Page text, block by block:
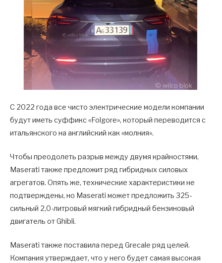
С 2022 года все чисто электрические модели компании
будут иметь суффикс «Folgore», который переводится с
итальянского на английский как «молния».
Чтобы преодолеть разрыв между двумя крайностями,
Maserati также предложит ряд гибридных силовых
агрегатов. Опять же, технические характеристики не
подтверждены, но Maserati может предложить 325-
сильный 2,0-литровый мягкий гибридный бензиновый
двигатель от Ghibli.
Maserati также поставила перед Grecale ряд целей.
Компания утверждает, что у него будет самая высокая